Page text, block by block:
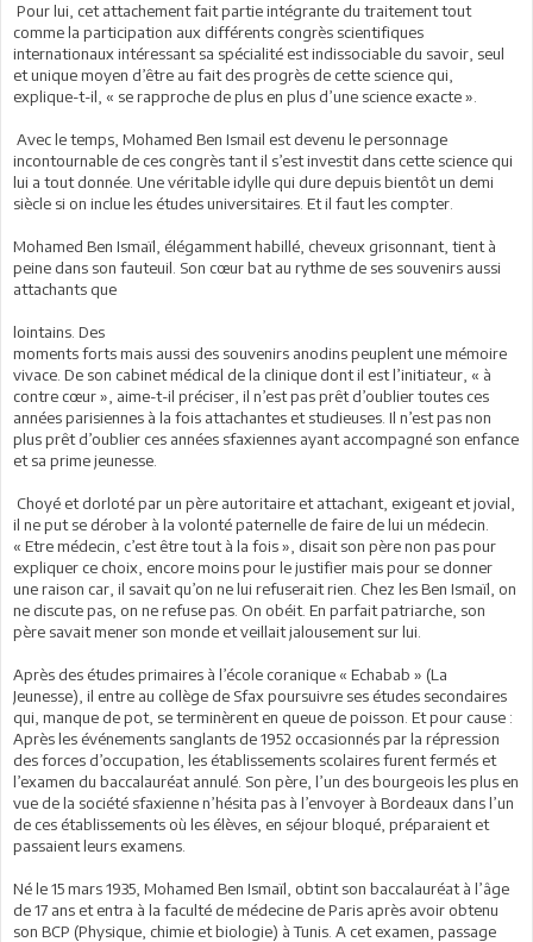
Pour lui, cet attachement fait partie intégrante du traitement tout
comme la participation aux différents congrès scientifiques
internationaux intéressant sa spécialité est indissociable du savoir, seul
et unique moyen d’être au fait des progrès de cette science qui,
explique-t-il, « se rapproche de plus en plus d’une science exacte ».
Avec le temps, Mohamed Ben Ismail est devenu le personnage
incontournable de ces congrès tant il s’est investit dans cette science qui
lui a tout donnée. Une véritable idylle qui dure depuis bientôt un demi
siècle si on inclue les études universitaires. Et il faut les compter.
Mohamed Ben Ismaïl, élégamment habillé, cheveux grisonnant, tient à
peine dans son fauteuil. Son cœur bat au rythme de ses souvenirs aussi
attachants que
lointains. Des
moments forts mais aussi des souvenirs anodins peuplent une mémoire
vivace. De son cabinet médical de la clinique dont il est l’initiateur, « à
contre cœur », aime-t-il préciser, il n’est pas prêt d’oublier toutes ces
années parisiennes à la fois attachantes et studieuses. Il n’est pas non
plus prêt d’oublier ces années sfaxiennes ayant accompagné son enfance
et sa prime jeunesse.
Choyé et dorloté par un père autoritaire et attachant, exigeant et jovial,
il ne put se dérober à la volonté paternelle de faire de lui un médecin.
« Etre médecin, c’est être tout à la fois », disait son père non pas pour
expliquer ce choix, encore moins pour le justifier mais pour se donner
une raison car, il savait qu’on ne lui refuserait rien. Chez les Ben Ismaïl, on
ne discute pas, on ne refuse pas. On obéit. En parfait patriarche, son
père savait mener son monde et veillait jalousement sur lui.
Après des études primaires à l’école coranique « Echabab » (La
Jeunesse), il entre au collège de Sfax poursuivre ses études secondaires
qui, manque de pot, se terminèrent en queue de poisson. Et pour cause :
Après les événements sanglants de 1952 occasionnés par la répression
des forces d’occupation, les établissements scolaires furent fermés et
l’examen du baccalauréat annulé. Son père, l’un des bourgeois les plus en
vue de la société sfaxienne n’hésita pas à l’envoyer à Bordeaux dans l’un
de ces établissements où les élèves, en séjour bloqué, préparaient et
passaient leurs examens.
Né le 15 mars 1935, Mohamed Ben Ismaïl, obtint son baccalauréat à l’âge
de 17 ans et entra à la faculté de médecine de Paris après avoir obtenu
son BCP (Physique, chimie et biologie) à Tunis. A cet examen, passage